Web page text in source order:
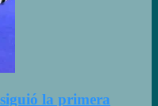
la primera